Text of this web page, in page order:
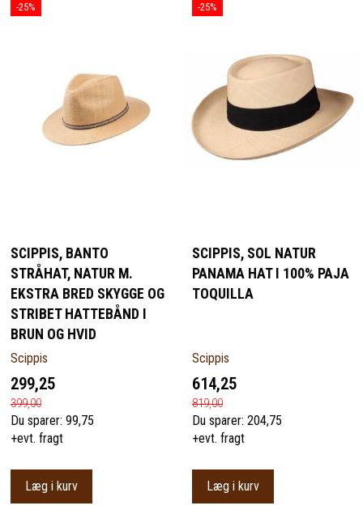
-25%
SCIPPIS, BANTO
STRÅHAT, NATUR M.
EKSTRA BRED SKYGGE OG
STRIBET HATTEBÅND I
BRUN OG HVID
Scippis
299,25
399,00
Du sparer: 99,75
+evt. fragt
Læg i kurv
-25%
SCIPPIS, SOL NATUR
PANAMA HAT I 100% PAJA
TOQUILLA
Scippis
614,25
819,00
Du sparer: 204,75
+evt. fragt
Læg i kurv